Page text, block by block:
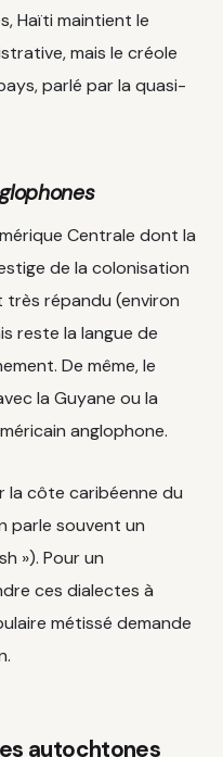
Haïti maintient le
mais le créole
parlé par la quasi-
Centrale dont la
de la colonisation
très répandu (environ
reste la langue de
De même, le
la Guyane ou la
anglophone.
la côte caribéenne du
parle souvent un
»). Pour un
ces dialectes à
métissé demande
autochtones